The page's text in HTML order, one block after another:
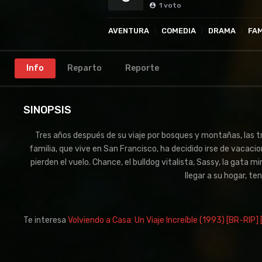
1 voto
AVENTURA COMEDIA DRAMA
Info Reparto Reporte
SINOPSIS
Tres años después de su viaje por bosques y montañas,
familia, que vive en San Francisco, ha decidido irse de
pierden el vuelo. Chance, el bulldog vitalista, Sassy, la gata
llegar a su hogar,
Te interesa Volviendo a Casa: Un Viaje Increíble (1993) [BR-